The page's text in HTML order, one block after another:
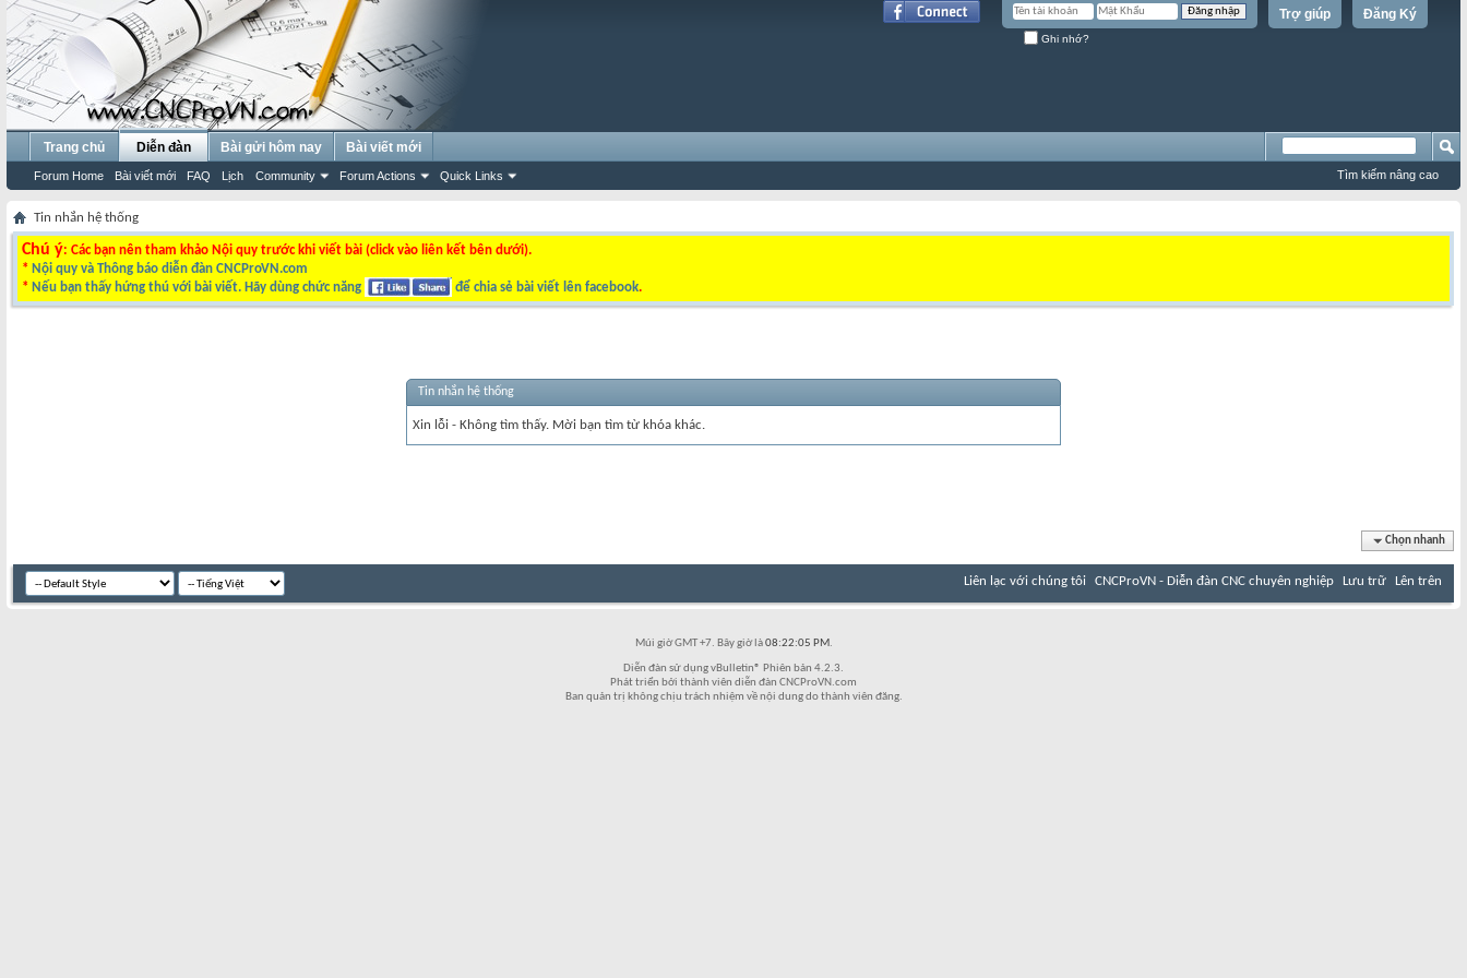
Đăng Ký
Trợ giúp
Ghi nhớ?
Trang chủ Diễn đàn
Forum Home Bài viết mới FAQ Lịch Community Forum Actions Quick Links
Bài gửi hôm nay Bài viết mới
Tìm kiếm nâng cao
Tin nhắn hệ thống
Chú ý: Các bạn nên tham khảo Nội quy trước khi viết bài (click vào liên kết bên dưới).
* Nội quy và Thông báo diễn đàn CNCProVN.com
* Nếu bạn thấy hứng thú với bài viết. Hãy dùng chức năng để chia sẻ bài viết lên facebook.
Tin nhắn hệ thống
Xin lỗi - Không tìm thấy. Mời bạn tìm từ khóa khác.
Chọn nhanh
Liên lạc với chúng tôi CNCProVN - Diễn đàn CNC chuyên nghiệp Lưu trữ Lên trên
Múi giờ GMT +7. Bây giờ là08:22:05 PM.
Diễn đàn sử dụng vBulletin® Phiên bản 4.2.3.
Phát triển bởi thành viên diễn đàn CNCProVN.com
Ban quản trị không chịu trách nhiệm về nội dung do thành viên đăng.